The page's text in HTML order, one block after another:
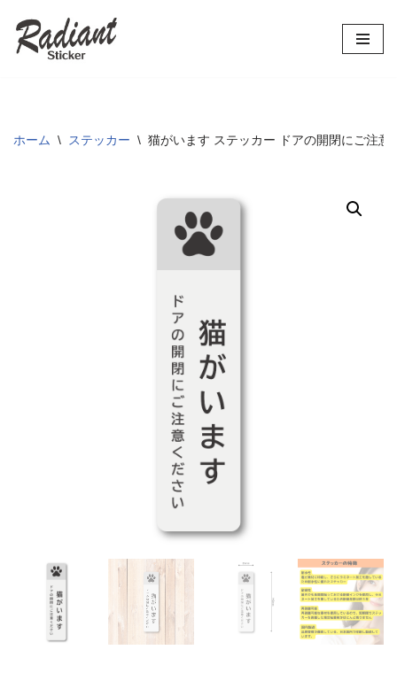
コ
ツ
ホーム \ ステッカー \ 猫がいます ステッカー ドアの開閉にご注